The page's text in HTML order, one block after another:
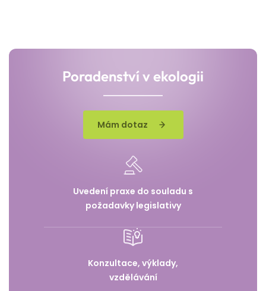
Poradenství v ekologii
Mám dotaz
Uvedení praxe do souladu s
požadavky legislativy
Konzultace, výklady,
vzdělávání